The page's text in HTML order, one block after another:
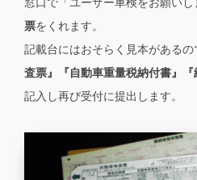
票をくれます。
記載台にはおそらく見本があるの
査票』『自動車重量税納付書』『
記入し再び受付に提出します。